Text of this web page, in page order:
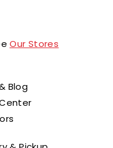
Our Stores
Blog